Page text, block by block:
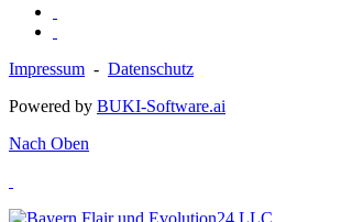
Impressum - Datenschutz
Powered by BUKI-Software.ai
Nach Oben